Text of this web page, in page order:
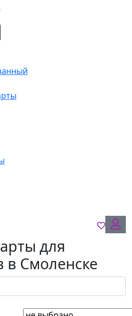
для
в Смоленске